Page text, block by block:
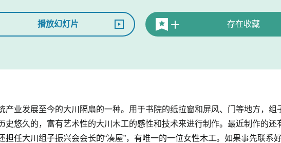
播放幻灯片 存在收藏
产业发展至今的大川隔扇的一种。用于书院的纸拉窗和屏风、门等地方，
史悠久的，富有艺术性的大川木工的感性和技术来进行制作。最近制作的
担任大川组子振兴会会长的“凑屋”，有唯一的一位女性木工。如果事先联系